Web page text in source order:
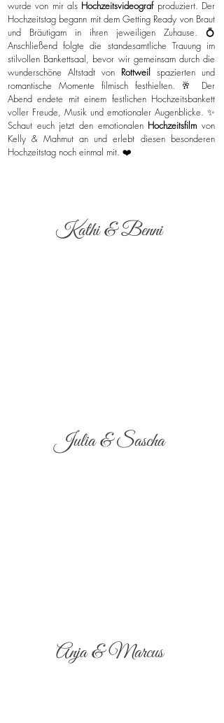
wurde von mir als Hochzeitsvideograf produziert. Der
Hochzeitstag begann mit dem Getting Ready von Braut
und Bräutigam in ihren jeweiligen Zuhause. 💍
Anschließend folgte die standesamtliche Trauung im
stilvollen Bankettsaal, bevor wir gemeinsam durch die
wunderschöne Altstadt von Rottweil spazierten und
romantische Momente filmisch festhielten. 🥂 Der
Abend endete mit einem festlichen Hochzeitsbankett
voller Freude, Musik und emotionaler Augenblicke. ✨
Schaut euch jetzt den emotionalen Hochzeitsfilmvon
Kelly & Mahmut an und erlebt diesen besonderen
Hochzeitstag noch einmal mit. ❤️
Kathi & Benni
Julia & Sascha
Anja & Marcus